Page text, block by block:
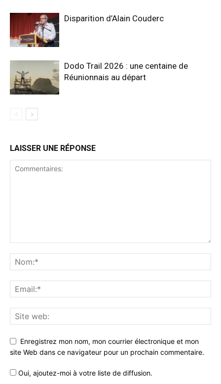
Disparition d’Alain Couderc
Dodo Trail 2026 : une centaine de
Réunionnais au départ
LAISSER UNE RÉPONSE
Enregistrez mon nom, mon courrier électronique et mon
site Web dans ce navigateur pour un prochain commentaire.
Oui, ajoutez-moi à votre liste de diffusion.